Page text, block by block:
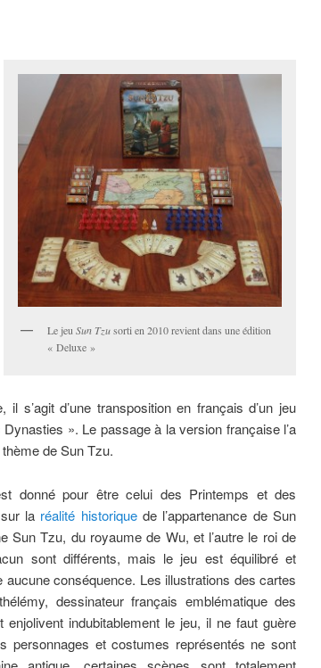
Le jeuSun Tzusorti en 2010 revient dans une édition
« Deluxe »
il s’agit d’une transposition en français d’un jeu
». Le passage à la version française l’a
de Sun Tzu.
donné pour être celui des Printemps et des
la réalité historiquede l’appartenance de Sun
Sun Tzu, du royaume de Wu, et l’autre le roi de
sont différents, mais le jeu est équilibré et
aucune conséquence. Les illustrations des cartes
dessinateur français emblématique des
indubitablement le jeu, il ne faut guère
personnages et costumes représentés ne sont